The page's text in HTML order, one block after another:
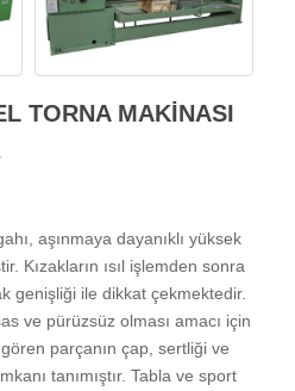
TORNA MAKİNASI
aşınmaya dayanıklı yüksek
Kızakların ısıl işlemden sonra
genişliği ile dikkat çekmektedir.
ve pürüzsüz olması amacı için
parçanın çap, sertliği ve
tanımıştır. Tabla ve sport